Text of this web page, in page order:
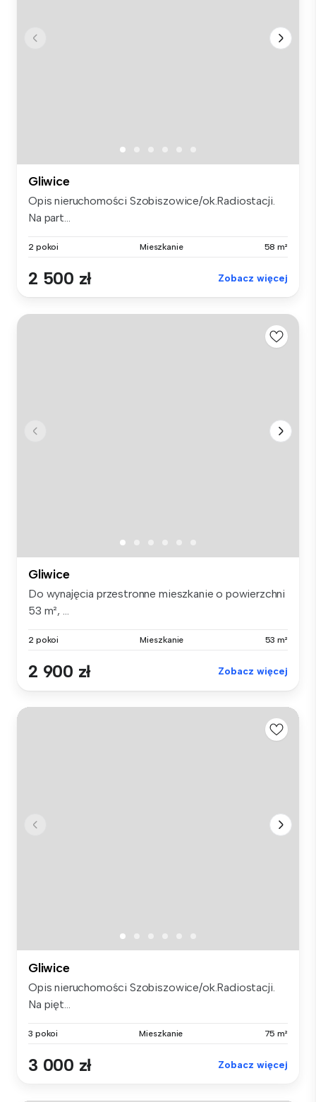
Gliwice
Opis nieruchomości Szobiszowice/ok.Radiostacji.
Na part...
2 pokoi Mieszkanie 58 m²
2 500 zł Zobacz więcej
Gliwice
Do wynajęcia przestronne mieszkanie o powierzchni
53 m², ...
2 pokoi Mieszkanie 53 m²
2 900 zł Zobacz więcej
Gliwice
Opis nieruchomości Szobiszowice/ok.Radiostacji.
Na pięt...
3 pokoi Mieszkanie 75 m²
3 000 zł Zobacz więcej